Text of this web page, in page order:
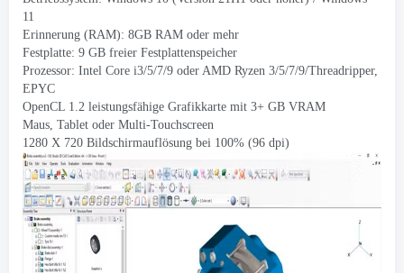
11
Erinnerung (RAM): 8GB RAM oder mehr
Festplatte: 9 GB freier Festplattenspeicher
Prozessor: Intel Core i3/5/7/9 oder AMD Ryzen 3/5/7/9/Threadripper,
EPYC
OpenCL 1.2 leistungsfähige Grafikkarte mit 3+ GB VRAM
Maus, Tablet oder Multi-Touchscreen
1280 X 720 Bildschirmauflösung bei 100% (96 dpi)